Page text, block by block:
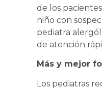
de los
niño con
pediatra
de atención
Más y mejor
Los pediatras